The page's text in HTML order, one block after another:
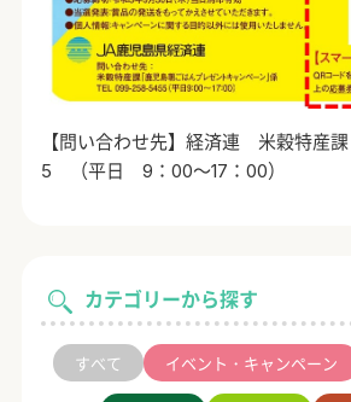
カテゴリーから探す
すべて イベント・キャンペーン
【問い合わせ先】経済連 米穀特
5 （平日9 ：00～17 ：00）